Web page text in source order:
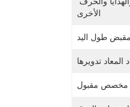
الأخرى
مقبض طول اليد
المعاد تدويرها
مخصص مقبول